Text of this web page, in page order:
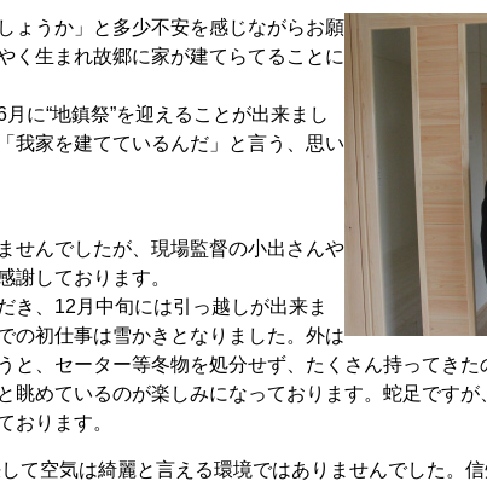
ょうか」と多少不安を感じながらお願
く生まれ故郷に家が建てらてることに
に“地鎮祭”を迎えることが出来まし
我家を建てているんだ」と言う、思い
せんでしたが、現場監督の小出さんや
謝しております。
、12月中旬には引っ越しが出来ま
の初仕事は雪かきとなりました。外は
、セーター等冬物を処分せず、たくさん持ってき
めているのが楽しみになっております。蛇足です
おります。
空気は綺麗と言える環境ではありませんでした。